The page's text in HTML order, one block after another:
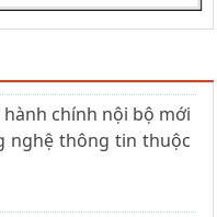
chính nội bộ mới
nghệ thông tin thuộc